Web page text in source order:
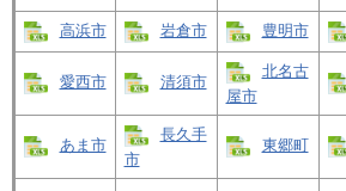
高浜市 岩倉市 豊明市
愛西市 清須市
北名古
屋市
あま市
長久手
市
東郷町